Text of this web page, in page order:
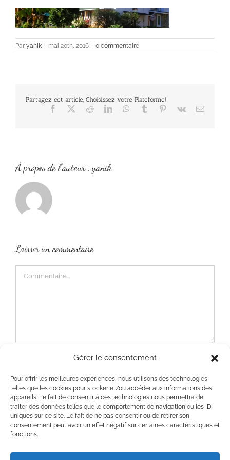
Gérer le consentement
Pour offrir les meilleures expériences, nous utilisons des technologies
telles que les cookies pour stocker et/ou accéder aux informations des
appareils. Le fait de consentir à ces technologies nous permettra de
traiter des données telles que le comportement de navigation ou les ID
uniques sur ce site. Le fait de ne pas consentir ou de retirer son
consentement peut avoir un effet négatif sur certaines caractéristiques et
fonctions.
Par yanik | mai 20th, 2016 | 0 commentaire
Partagez cet article, Choisissez votre Plateforme!
Facebook RedditLinkedInWhatsApp
Tumblr Pinterest
Vk Email
À propos de l'auteur :yanik
Laisser un commentaire
Enregistrez mon nom, e-mail et site Web dans ce
navigateur pour la prochaine fois que je
commenterai.